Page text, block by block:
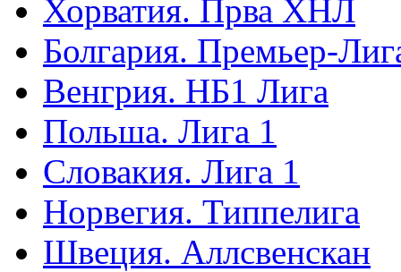
Хорватия. Прва ХНЛ
Болгария. Премьер-
Венгрия. НБ1 Лига
Польша. Лига 1
Словакия. Лига 1
Норвегия. Типпелига
Швеция. Аллсвенскан